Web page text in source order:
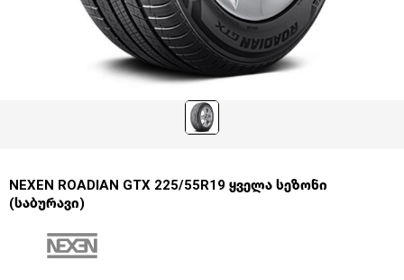
NEXEN ROADIAN GTX 225/55R19 ყველა სეზონი
(საბურავი)